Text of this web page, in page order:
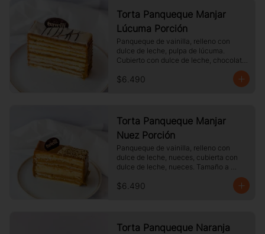
Torta Panqueque Manjar
Lúcuma Porción
Panqueque de vainilla, relleno con
dulce de leche, pulpa de lúcuma.
Cubierto con dulce de leche, chocolate
$6.490
Torta Panqueque Manjar
Nuez Porción
Panqueque de vainilla, relleno con
dulce de leche, nueces, cubierta con
dulce de leche, nueces. Tamaño a
$6.490
Torta Panqueque Naranja